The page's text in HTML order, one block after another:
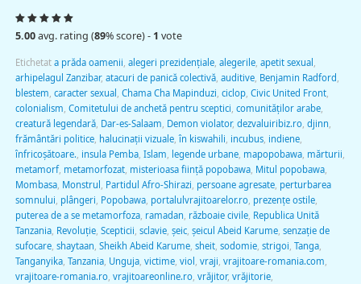
5.00avg. rating (89% score) - 1 vote
Etichetat a prăda oamenii alegeri prezidenţiale, alegerile, apetit sexual
arhipelagul Zanzibar, atacuri de panică colectivă, auditive, Benjamin Radford
blestem caracter sexual Chama Cha Mapinduzi ciclop, Civic United Front,
colonialism Comitetului de anchetă pentru sceptici comunităţilor arabe,
creatură legendară, Dar-es-Salaam Demon violator, dezvaluiribiz.ro, djinn
frământări politice, halucinaţii vizuale,în kiswahili incubus, indiene,
înfricoşătoare. insula Pemba, Islam legende urbane, mapopobawa, mărturii
metamorf, metamorfozat, misterioasa fiinţă popobawa, Mitul popobawa,
Mombasa, Monstrul Partidul Afro-Shirazi persoane agresate, perturbarea
somnului plângeri Popobawa, portalulvrajitoarelor.ro, prezenţe ostile,
puterea de a se metamorfoza, ramadan războaie civile, Republica Unită
Tanzania, Revoluţie, Scepticii sclavie, şeic, şeicul Abeid Karume, senzaţie de
sufocare, shaytaan Sheikh Abeid Karume, sheit, sodomie, strigoi Tanga,
Tanganyika, Tanzania, Unguja, victime, viol vraji vrajitoare-romania.com
vrajitoare-romania.ro, vrajitoareonline.ro, vrăjitor, vrăjitorie,